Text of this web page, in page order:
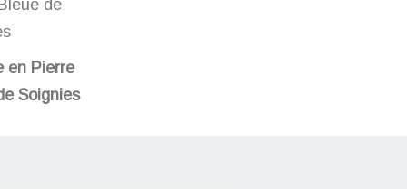
en Pierre
Soignies